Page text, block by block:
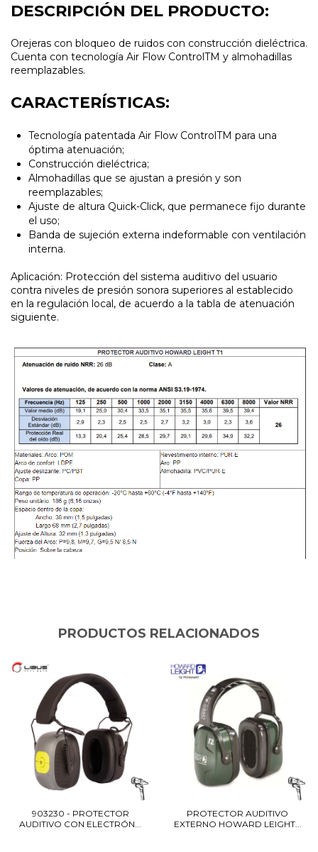
DESCRIPCIÓN DEL PRODUCTO:
Orejeras con bloqueo de ruidos con construcción dieléctrica.
Cuenta con tecnología Air Flow ControlTM y almohadillas
reemplazables.
CARACTERÍSTICAS:
Tecnología patentada Air Flow ControlTM para una
óptima atenuación;
Construcción dieléctrica;
Almohadillas que se ajustan a presión y son
reemplazables;
Ajuste de altura Quick-Click, que permanece fijo durante
el uso;
Banda de sujeción externa indeformable con ventilación
interna.
Aplicación: Protección del sistema auditivo del usuario
contra niveles de presión sonora superiores al establecido
en la regulación local, de acuerdo a la tabla de atenuación
siguiente.
PRODUCTOS RELACIONADOS
903230 - PROTECTOR
AUDITIVO CON ELECTRÓN...
PROTECTOR AUDITIVO
EXTERNO HOWARD LEIGHT...